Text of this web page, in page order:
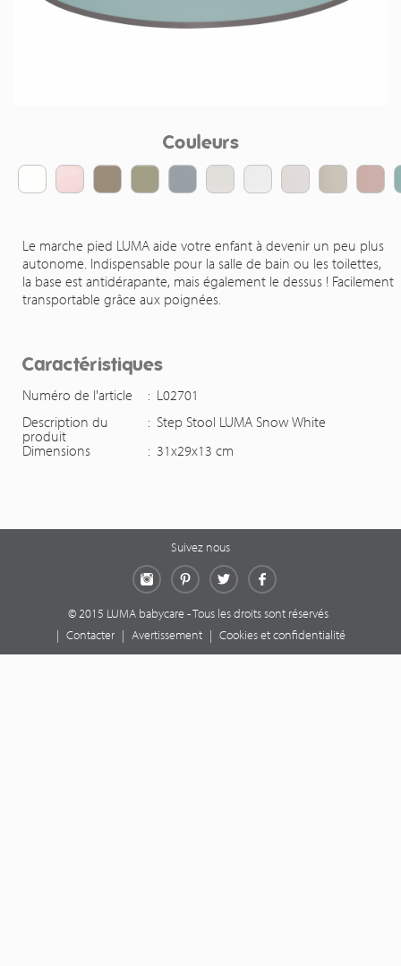
Couleurs
Le marche pied LUMA aide votre enfant à devenir un peu plus
autonome. Indispensable pour la salle de bain ou les toilettes,
la base est antidérapante, mais également le dessus ! Facilement
transportable grâce aux poignées.
Caractéristiques
Numéro de l'article : L02701
Description du
produit
: Step Stool LUMA Snow White
Dimensions
: 31x29x13 cm
Suivez nous
Pinterest TwitterFacebook
© 2015 LUMA babycare - Tous les droits sont réservés
| Contacter | Avertissement | Cookies et confidentialité